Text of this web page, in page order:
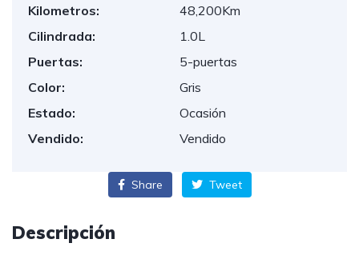
Kilometros:
48,200Km
Cilindrada:
1.0L
Puertas:
5-puertas
Color:
Gris
Estado:
Ocasión
Vendido:
Vendido
Share Tweet
Descripción